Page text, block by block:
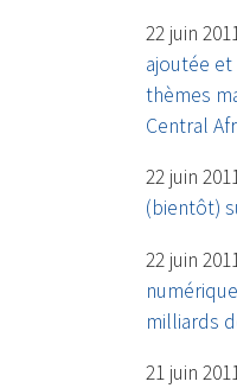
22 juin
ajoutée
thèmes
Central
22 juin
(bientôt)
22 juin
milliards
21 juin